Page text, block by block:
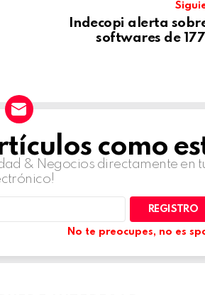
Indecopi alerta
softwares de
como
& Negocios directamente en
No te preocupes, no es